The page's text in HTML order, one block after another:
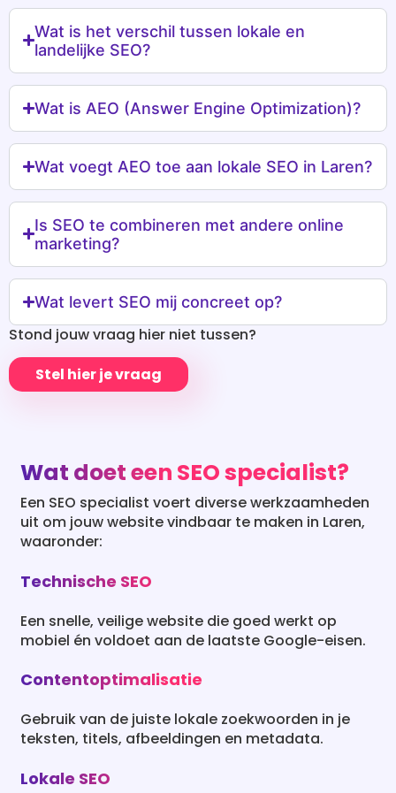
Wat is het verschil tussen lokale en
landelijke SEO?
Wat is AEO (Answer Engine Optimization)?
Wat voegt AEO toe aan lokale SEO in Laren?
Is SEO te combineren met andere online
marketing?
Wat levert SEO mij concreet op?
Stond jouw vraag hier niet tussen?
Stel hier je vraag
Wat doet een SEO specialist?
Een SEO specialist voert diverse werkzaamheden
uit om jouw website vindbaar te maken in Laren,
waaronder:
Technische SEO
Een snelle, veilige website die goed werkt op
mobiel én voldoet aan de laatste Google-eisen.
Contentoptimalisatie
Gebruik van de juiste lokale zoekwoorden in je
teksten, titels, afbeeldingen en metadata.
Lokale SEO